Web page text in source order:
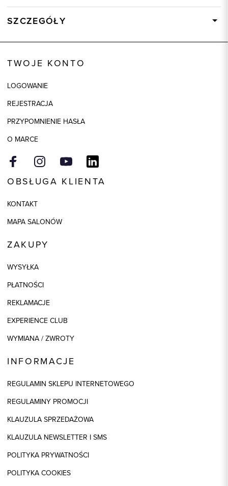
SZCZEGÓŁY
Kolor
TWOJE KONTO
LOGOWANIE
REJESTRACJA
PRZYPOMNIENIE HASŁA
O MARCE
OBSŁUGA KLIENTA
KONTAKT
MAPA SALONÓW
ZAKUPY
WYSYŁKA
PŁATNOŚCI
REKLAMACJE
EXPERIENCE CLUB
WYMIANA / ZWROTY
INFORMACJE
REGULAMIN SKLEPU INTERNETOWEGO
REGULAMINY PROMOCJI
KLAUZULA SPRZEDAŻOWA
KLAUZULA NEWSLETTER I SMS
POLITYKA PRYWATNOŚCI
POLITYKA COOKIES